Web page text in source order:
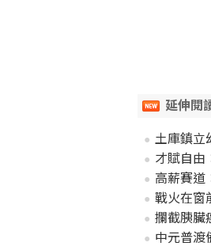
延伸閱
土庫鎮立
才賦自由
高薪賽道
戰火在窗
攔截胰臟
中元普渡